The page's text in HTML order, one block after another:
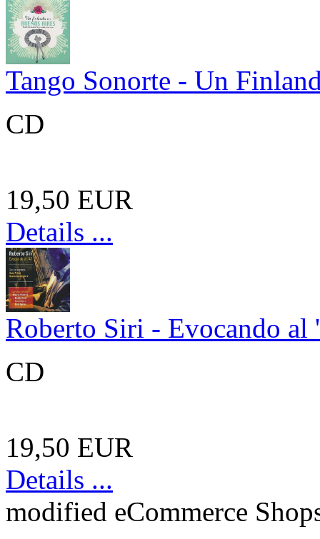
Tango Sonorte - Un
CD
19,50 EUR
Details ...
Roberto Siri - Evocando al
CD
19,50 EUR
Details ...
modified eCommerce